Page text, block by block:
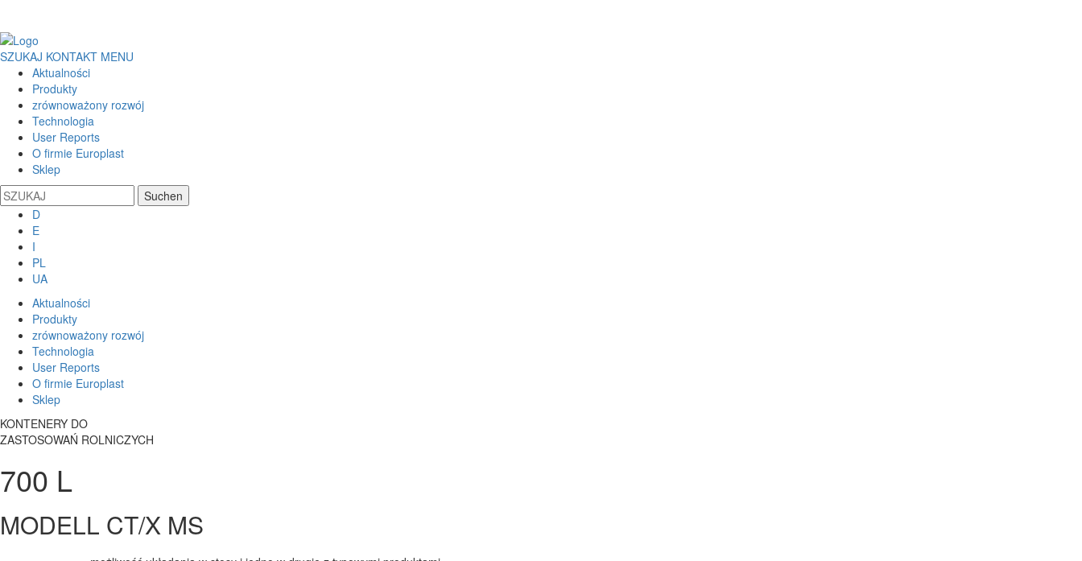
SZUKAJ KONTAKT MENU
Aktualności
Produkty
zrównoważony rozwój
Technologia
User Reports
O firmie Europlast
Sklep
D
E
I
PL
UA
Aktualności
Produkty
zrównoważony rozwój
Technologia
User Reports
O firmie Europlast
Sklep
KONTENERY DO
ZASTOSOWAŃ ROLNICZYCH
700 L
MODELL CT/X MS